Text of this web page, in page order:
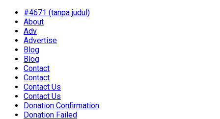
#4671 (tanpa judul)
About
Adv
Advertise
Blog
Blog
Contact
Contact
Contact Us
Contact Us
Donation Confirmation
Donation Failed